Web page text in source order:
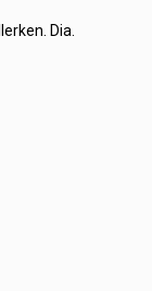
Dia.